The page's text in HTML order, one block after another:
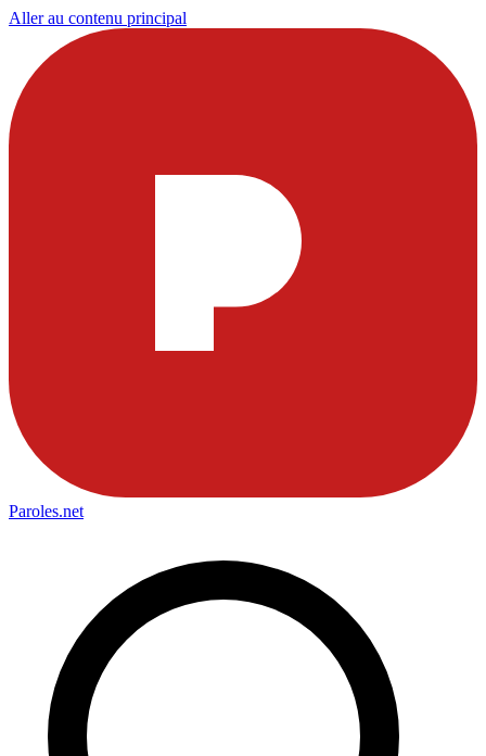
Aller au contenu principal
Paroles.net